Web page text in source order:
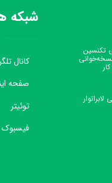
تکنسین
لابراتوار
شبکه
کانال
صفحه
توئیتر
فیسبوک